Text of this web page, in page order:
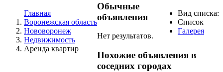
Главная
Воронежская область
Нововоронеж
Недвижимость
Аренда квартир
Вид списка:
Список
Галерея
Обычные
объявления
Нет результатов.
Похожие объявления в
соседних городах